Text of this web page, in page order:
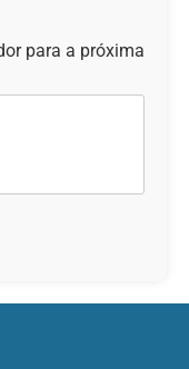
para a próxima